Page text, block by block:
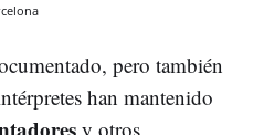
pero también
han mantenido
y otros